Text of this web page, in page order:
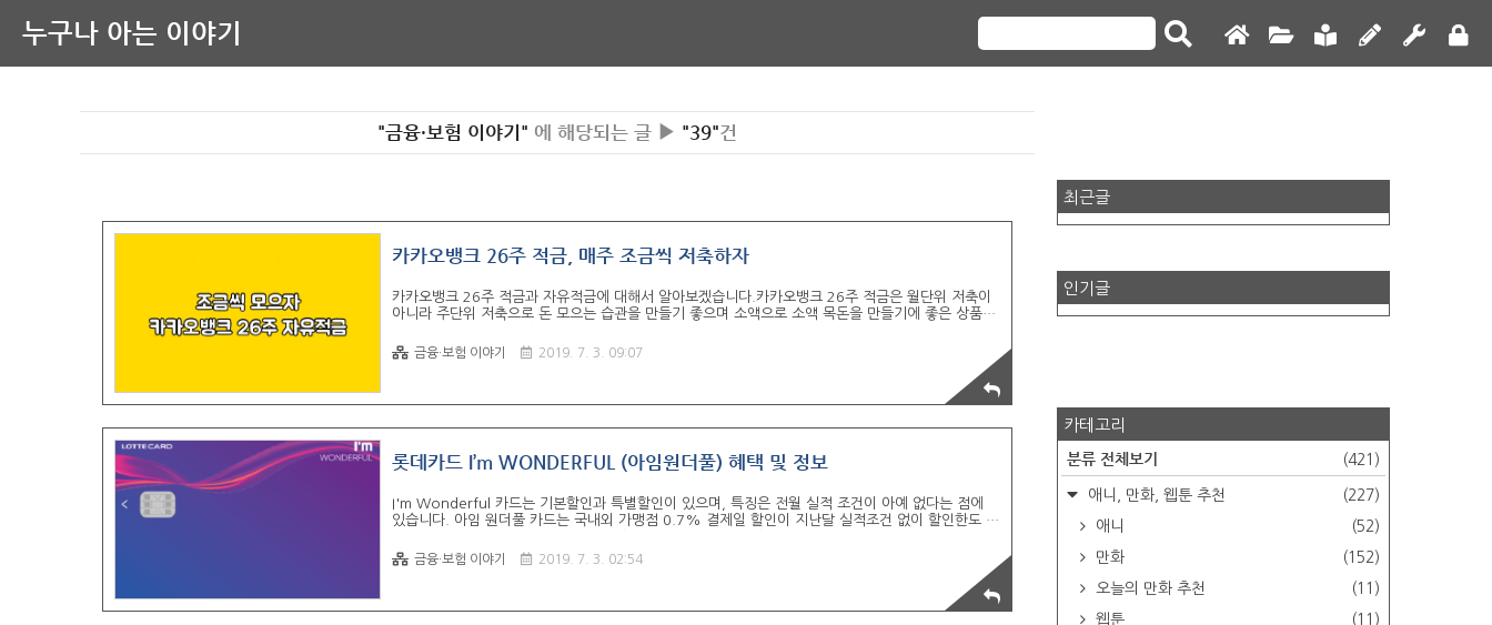
누구나 아는 이야기
"금융·보험 이야기" 에 해당되는 글 ▶ "39"건
카카오뱅크 26주 적금, 매주 조금씩 저축하자
카카오뱅크 26주 적금과 자유적금에 대해서 알아보겠습니다.카카오뱅크 26주 적금은 월단위 저축이
아니라 주단위 저축으로 돈 모으는 습관을 만들기 좋으며 소액으로 소액 목돈을 만들기에 좋은 상품이
26주 적금을 이해하기 위해서는 자유적금에 대한 이해가 필요합니다. ▶ 정기적금과 자유적금의 차이
정기적금은 매월 정해진 날짜에 금액을 넣어야 합니다. 만약 미납이 발생한 경우에는 미납된 만큼 만기
가 연장됩니다. 이렇게 미납이 쌓이다보면 만기는 계속 연장이 되고 중도해지를 할 수도 있습니다. 반
면 자유적금은 납입 만기만 있을 뿐 그 외에는 자유롭게 이용할 수 있습니다. 대신 월 납입 한도라는 것
금융·보험 이야기 2019. 7. 3. 09:07
롯데카드 I’m WONDERFUL (아임원더풀) 혜택 및 정보
I'm Wonderful 카드는 기본할인과 특별할인이 있으며, 특징은 전월 실적 조건이 아예 없다는 점에
있습니다. 아임 원더풀 카드는 국내외 가맹점 0.7% 결제일 할인이 지난달 실적조건 없이 할인한도 없
되며, 월 할인한도는 10만원입니다. 월 최대 10만원 할인이면 월 합산 결제금액이 약 700만원까지 특
별할인이 적용된다는 것이므로 한도가 매우 넉넉합니다. 또한, 한도를 초과할 경우 기본할인율이 적용
된다고 합니다. 월 할인한도 초과 시 기본할인이 적용됩니다. 특별할인은 기본할인과 중복이 되지 않습
니다. L.Point 적립/사용카드로 이용이 가능하고 롯데멤버스 고객정보 제공에 동의하신 회원에 한하여
금융·보험 이야기 2019. 7. 3. 02:54
최근글
인기글
카테고리
분류 전체보기 (421)
애니, 만화, 웹툰 추천
(227)
애니
(52)
만화
(152)
오늘의 만화 추천
(11)
웹툰
(11)